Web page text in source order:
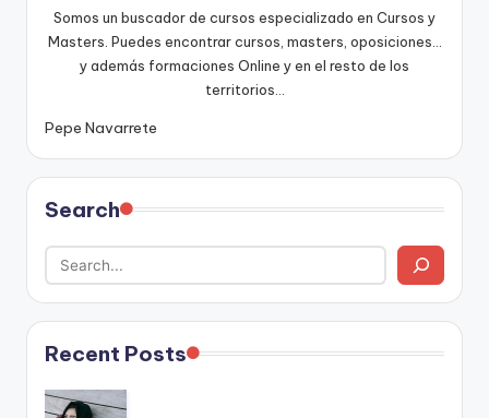
Somos un buscador de cursos especializado en Cursos y
Masters. Puedes encontrar cursos, masters, oposiciones...
y además formaciones Online y en el resto de los
territorios...
Pepe Navarrete
Search
Recent Posts